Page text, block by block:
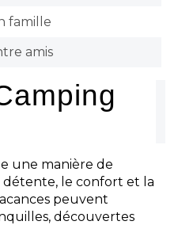
famille
amis
une manière de
le confort et la
peuvent
découvertes